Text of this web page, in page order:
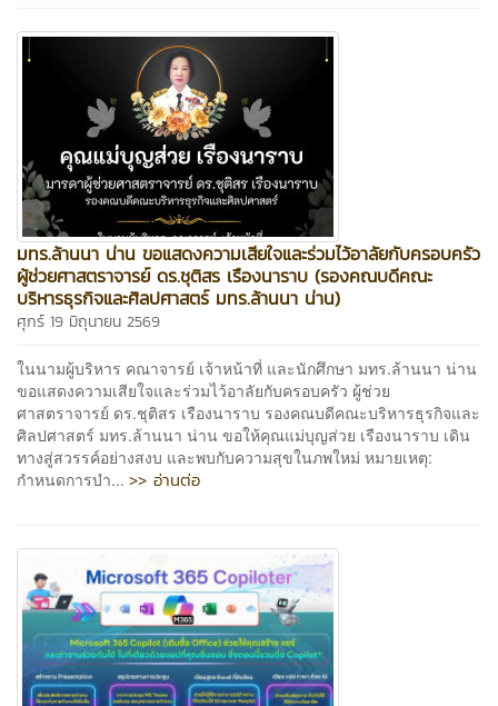
มทร.ล้านนา น่าน ขอแสดงความเสียใจและร่วมไว้อาลัยกับครอบครัว
ผู้ช่วยศาสตราจารย์ ดร.ชุติสร เรืองนาราบ (รองคณบดีคณะ
บริหารธุรกิจและศิลปศาสตร์ มทร.ล้านนา น่าน)
ศุกร์ 19 มิถุนายน 2569
ในนามผู้บริหาร คณาจารย์ เจ้าหน้าที่ และนักศึกษา มทร.ล้านนา น่าน
ขอแสดงความเสียใจและร่วมไว้อาลัยกับครอบครัว ผู้ช่วย
ศาสตราจารย์ ดร.ชุติสร เรืองนาราบ รองคณบดีคณะบริหารธุรกิจและ
ศิลปศาสตร์ มทร.ล้านนา น่าน ขอให้คุณแม่บุญส่วย เรืองนาราบ เดิน
ทางสู่สวรรค์อย่างสงบ และพบกับความสุขในภพใหม่ หมายเหตุ:
กำหนดการบำ... >> อ่านต่อ